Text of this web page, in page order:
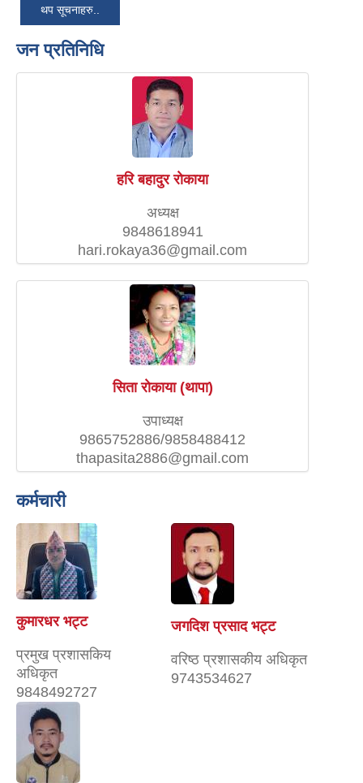
थप सूचनाहरु..
जन प्रतिनिधि
हरि बहादुर राेकाया
अध्यक्ष
9848618941
hari.rokaya36@gmail.com
सिता राेकाया (थापा)
उपाध्यक्ष
9865752886/9858488412
thapasita2886@gmail.com
कर्मचारी
कुमारधर भट्ट
प्रमुख प्रशासकिय
अधिकृत
9848492727
जगदिश प्रसाद भट्ट
वरिष्ठ प्रशासकीय अधिकृत
9743534627